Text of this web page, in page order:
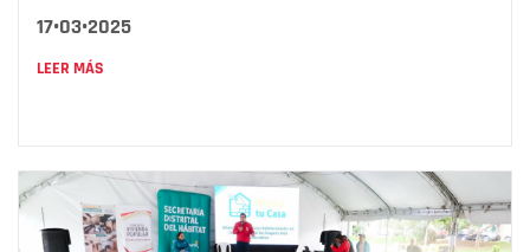
17•03•2025
LEER MÁS